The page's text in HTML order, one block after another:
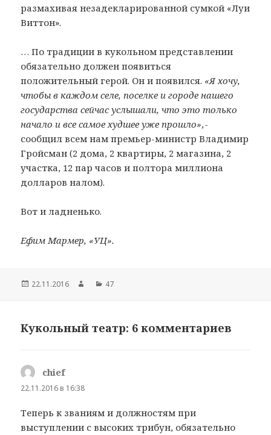
размахивая незадекларированной сумкой «Луи
Виттон».
… По традиции в кукольном представлении
обязательно должен появиться
положительный герой. Он и появился. «Я хочу,
чтобы в каждом селе, поселке и городе нашего
государства сейчас услышали, что это только
начало и все самое худшее уже прошло», -
сообщил всем нам премьер-министр Владимир
Гройсман (2 дома, 2 квартиры, 2 магазина, 2
участка, 12 пар часов и полтора миллиона
долларов налом).
Вот и ладненько.
Ефим Мармер, «УЦ».
Опубликовано
22.11.2016 АвторРубрики
47
Кукольный театр: 6 комментариев
chief:
22.11.2016 в 16:38
Теперь к званиям и должностям при
выступлении с высоких трибун, обязательно